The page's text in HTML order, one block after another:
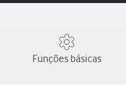
Funções básicas